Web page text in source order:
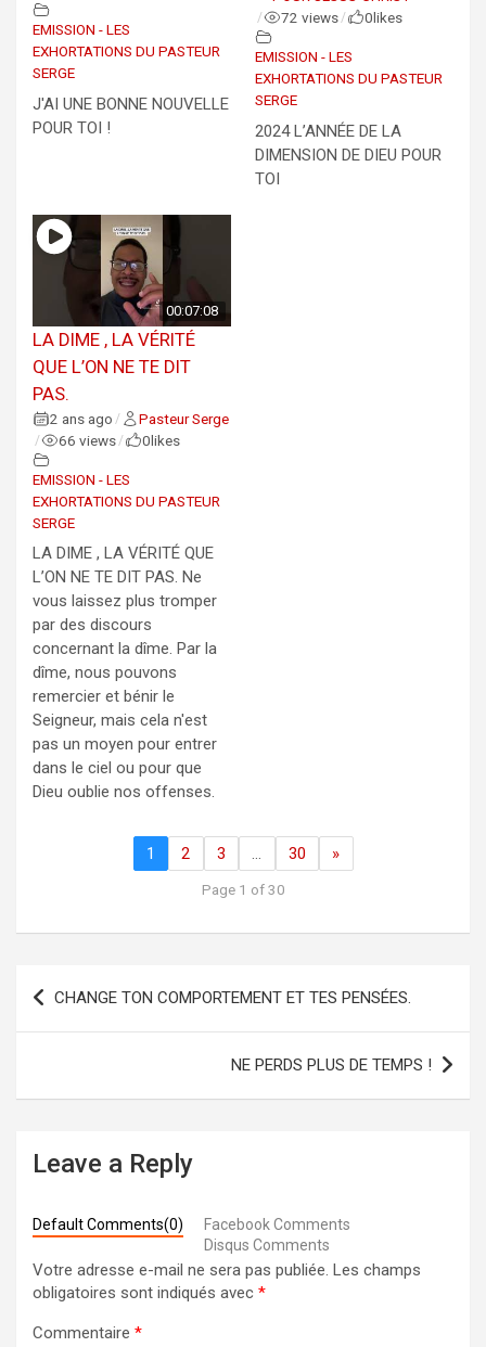
EMISSION - LES
EXHORTATIONS DU PASTEUR
SERGE
J'AI UNE BONNE NOUVELLE
POUR TOI !
/ 72 views / 0likes
EMISSION - LES
EXHORTATIONS DU PASTEUR
SERGE
2024 L’ANNÉE DE LA
DIMENSION DE DIEU POUR
TOI
00:07:08
LA DIME , LA VÉRITÉ
QUE L’ON NE TE DIT
PAS.
2 ans ago / Pasteur Serge
/ 66 views / 0likes
EMISSION - LES
EXHORTATIONS DU PASTEUR
SERGE
LA DIME , LA VÉRITÉ QUE
L’ON NE TE DIT PAS. Ne
vous laissez plus tromper
par des discours
concernant la dîme. Par la
dîme, nous pouvons
remercier et bénir le
Seigneur, mais cela n'est
pas un moyen pour entrer
dans le ciel ou pour que
Dieu oublie nos offenses.
1 2 3 … 30 »
Page 1 of 30
Navigation
de
CHANGE TON COMPORTEMENT ET TES PENSÉES.
NE PERDS PLUS DE TEMPS !
Leave a Reply
Default Comments(0)
Facebook Comments
Disqus Comments
Votre adresse e-mail ne sera pas publiée. Les champs
obligatoires sont indiqués avec *
Commentaire *